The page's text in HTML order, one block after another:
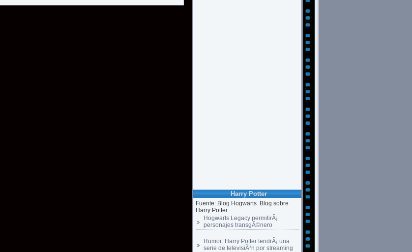
Harry Potter
Fuente: Blog Hogwarts. Blog sobre
Harry Potter.
Hogwarts Legacy permitirÃ¡
personajes transgÃ©nero
Rumor: Harry Potter tendrÃ¡ una
serie de televisiÃ³n por streaming